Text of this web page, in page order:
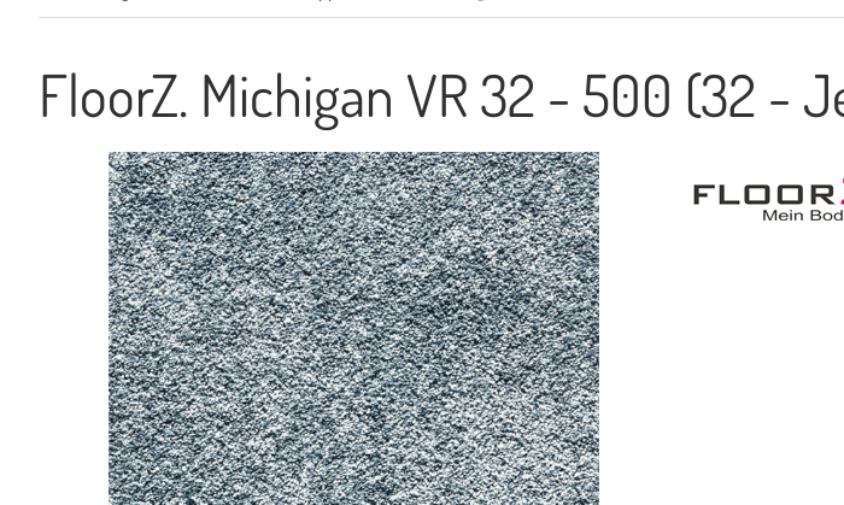
FloorZ. Michigan VR 32 - 500 (32 -